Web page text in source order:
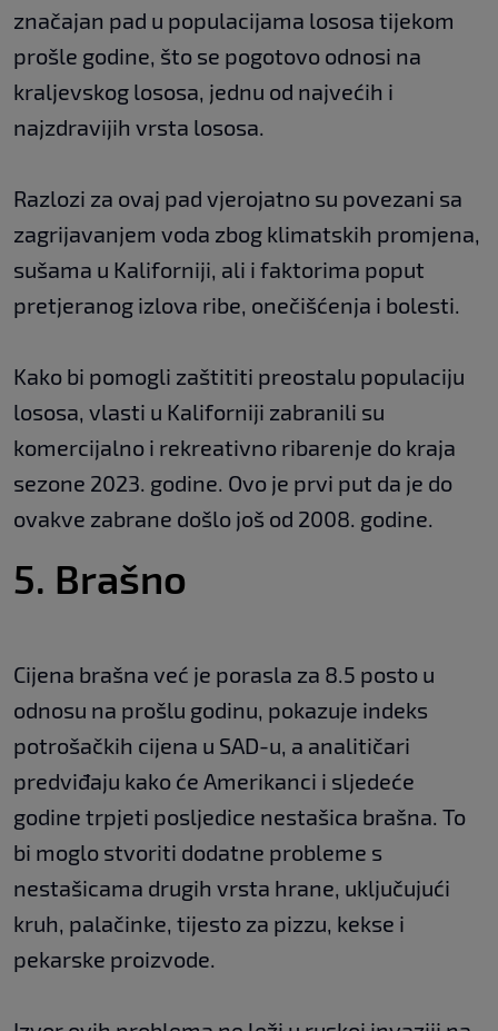
značajan pad u populacijama lososa tijekom
prošle godine, što se pogotovo odnosi na
kraljevskog lososa, jednu od najvećih i
najzdravijih vrsta lososa.
Razlozi za ovaj pad vjerojatno su povezani sa
zagrijavanjem voda zbog klimatskih promjena,
sušama u Kaliforniji, ali i faktorima poput
pretjeranog izlova ribe, onečišćenja i bolesti.
Kako bi pomogli zaštititi preostalu populaciju
lososa, vlasti u Kaliforniji zabranili su
komercijalno i rekreativno ribarenje do kraja
sezone 2023. godine. Ovo je prvi put da je do
ovakve zabrane došlo još od 2008. godine.
5. Brašno
Cijena brašna već je porasla za 8.5 posto u
odnosu na prošlu godinu, pokazuje indeks
potrošačkih cijena u SAD-u, a analitičari
predviđaju kako će Amerikanci i sljedeće
godine trpjeti posljedice nestašica brašna. To
bi moglo stvoriti dodatne probleme s
nestašicama drugih vrsta hrane, uključujući
kruh, palačinke, tijesto za pizzu, kekse i
pekarske proizvode.